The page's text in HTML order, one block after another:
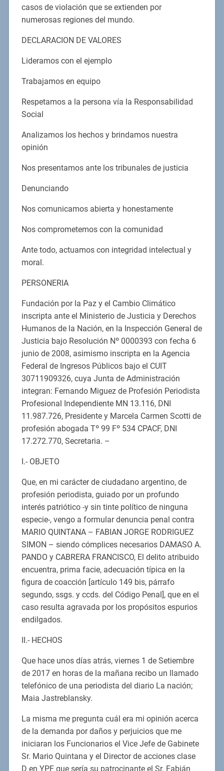
casos de violación que se extienden por
numerosas regiones del mundo.
DECLARACION DE VALORES
Lideramos con el ejemplo
Trabajamos en equipo
Respetamos a la persona vía la Responsabilidad
Social
Analizamos los hechos y brindamos nuestra
opinión
Nos presentamos ante los tribunales de justicia
Denunciando
Nos comunicamos abierta y honestamente
Nos comprometemos con la comunidad
Ante todo, actuamos con integridad intelectual y
moral.
PERSONERIA
Fundación por la Paz y el Cambio Climático
inscripta ante el Ministerio de Justicia y Derechos
Humanos de la Nación, en la Inspección General de
Justicia bajo Resolución Nº 0000393 con fecha 6
junio de 2008, asimismo inscripta en la Agencia
Federal de Ingresos Públicos bajo el CUIT
30711909326, cuya Junta de Administración
integran: Fernando Miguez de Profesión Periodista
Profesional Independiente MN 13.116, DNI
11.987.726, Presidente y Marcela Carmen Scotti de
profesión abogada Tº 99 Fº 534 CPACF, DNI
17.272.770, Secretaria. –
I.- OBJETO
Que, en mi carácter de ciudadano argentino, de
profesión periodista, guiado por un profundo
interés patriótico -y sin tinte político de ninguna
especie-, vengo a formular denuncia penal contra
MARIO QUINTANA – FABIAN JORGE RODRIGUEZ
SIMON – siendo cómplices necesarios DAMASO A.
PANDO y CABRERA FRANCISCO, El delito atribuido
encuentra, prima facie, adecuación típica en la
figura de coacción [artículo 149 bis, párrafo
segundo, ssgs. y ccds. del Código Penal], que en el
caso resulta agravada por los propósitos espurios
endilgados.
II.- HECHOS
Que hace unos días atrás, viernes 1 de Setiembre
de 2017 en horas de la mañana recibo un llamado
telefónico de una periodista del diario La nación;
Maia Jastreblansky.
La misma me pregunta cuál era mi opinión acerca
de la demanda por daños y perjuicios que me
iniciaran los Funcionarios el Vice Jefe de Gabinete
Sr. Mario Quintana y el Director de acciones clase
D en YPF que sería su patrocinante el Sr. Fabián